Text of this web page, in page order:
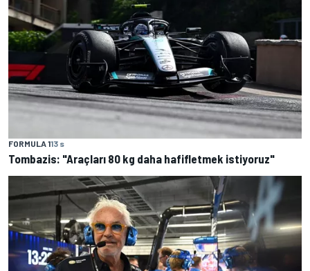
FORMULA 113 s
Tombazis: "Araçları 80 kg daha hafifletmek istiyoruz"